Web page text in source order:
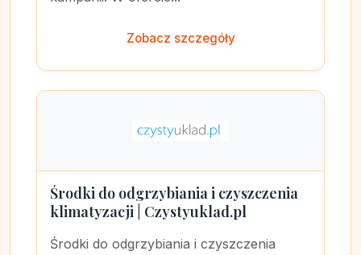
Zobacz szczegóły
Środki do odgrzybiania i czyszczenia
klimatyzacji | Czystyuklad.pl
Środki do odgrzybiania i czyszczenia